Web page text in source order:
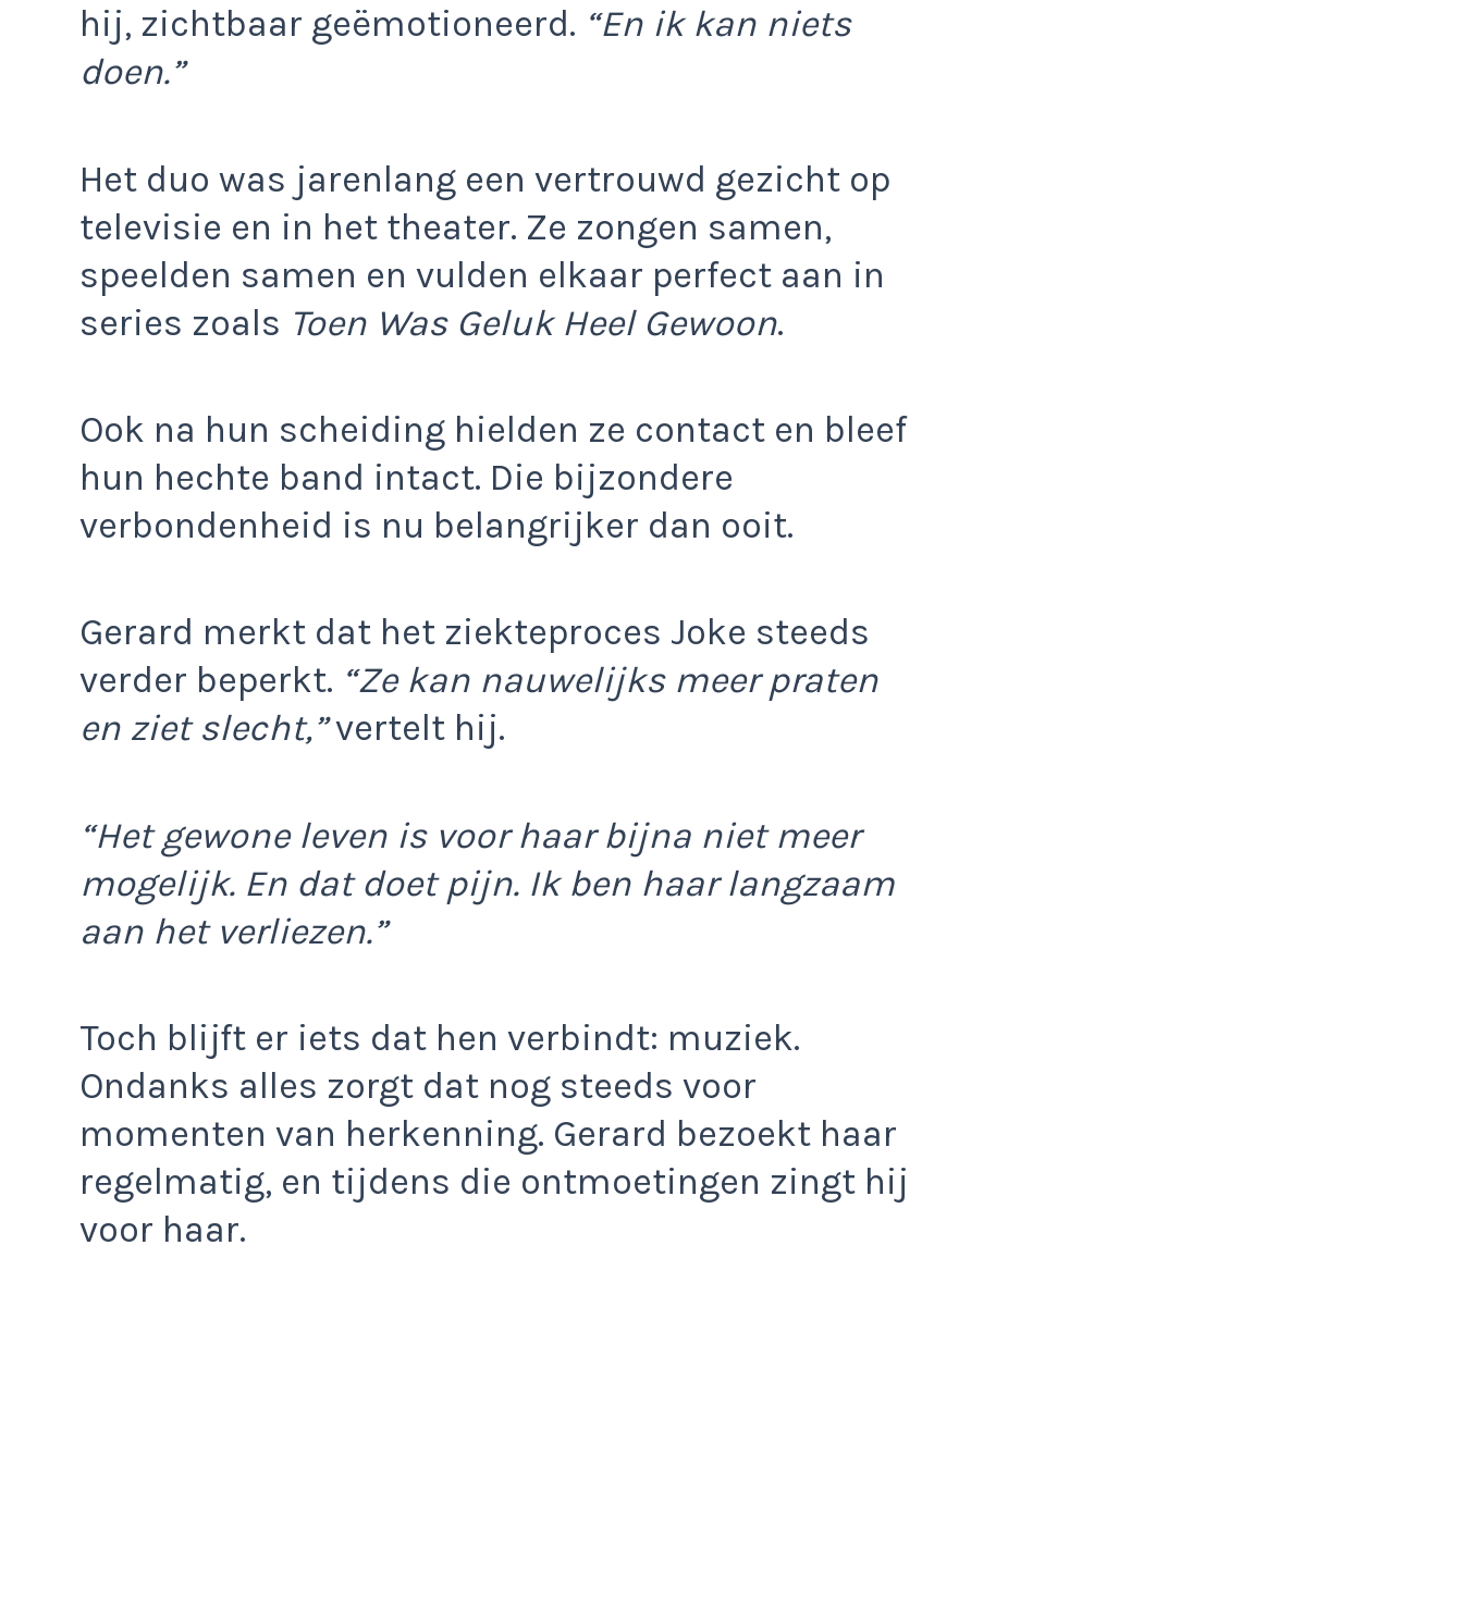
hij, zichtbaar geëmotioneerd. “En ik kan niets
doen.”
Het duo was jarenlang een vertrouwd gezicht op
televisie en in het theater. Ze zongen samen,
speelden samen en vulden elkaar perfect aan in
series zoals Toen Was Geluk Heel Gewoon.
Ook na hun scheiding hielden ze contact en bleef
hun hechte band intact. Die bijzondere
verbondenheid is nu belangrijker dan ooit.
Gerard merkt dat het ziekteproces Joke steeds
verder beperkt. “Ze kan nauwelijks meer praten
en ziet slecht,”vertelt hij.
“Het gewone leven is voor haar bijna niet meer
mogelijk. En dat doet pijn. Ik ben haar langzaam
aan het verliezen.”
Toch blijft er iets dat hen verbindt: muziek.
Ondanks alles zorgt dat nog steeds voor
momenten van herkenning. Gerard bezoekt haar
regelmatig, en tijdens die ontmoetingen zingt hij
voor haar.